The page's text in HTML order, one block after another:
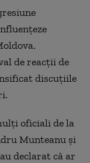
de reacţii de
discuţiile
oficiali de la
Munteanu şi
declarat că ar